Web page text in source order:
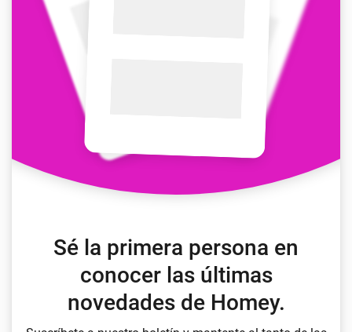
Sé la primera persona en
conocer las últimas
novedades de Homey.